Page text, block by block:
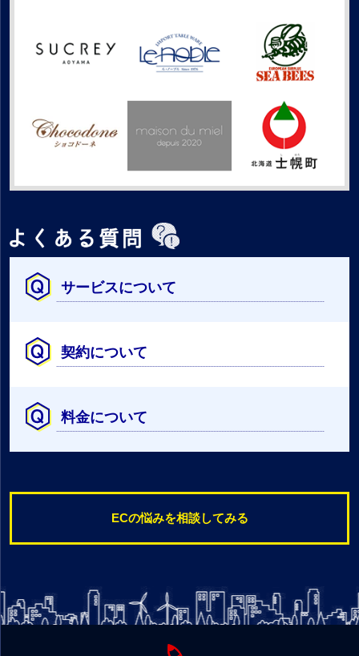
サービスについて
契約について
料金について
ECの悩みを相談してみる